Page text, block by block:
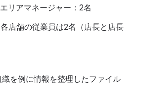
リアマネージャー：2名
店舗の従業員は2名（店長と店長
を例に情報を整理したファイル